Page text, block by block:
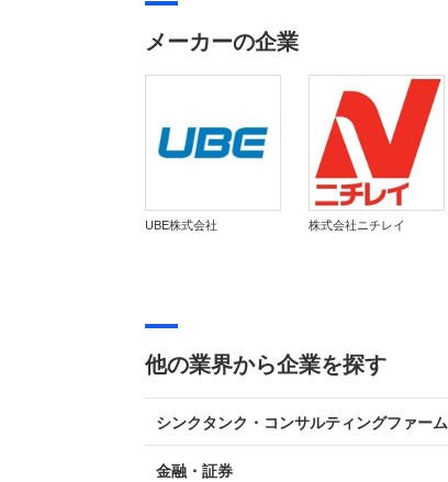
メーカーの企業
UBE株式会社 株式会社ニチレイ
他の業界から企業を探す
シンクタンク・コンサルティングファーム
金融・証券